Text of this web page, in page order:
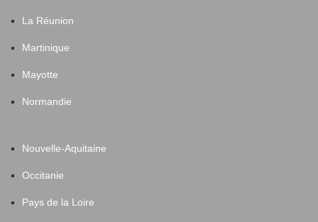
La Réunion
Martinique
Mayotte
Normandie
Nouvelle-Aquitaine
Occitanie
Pays de la Loire